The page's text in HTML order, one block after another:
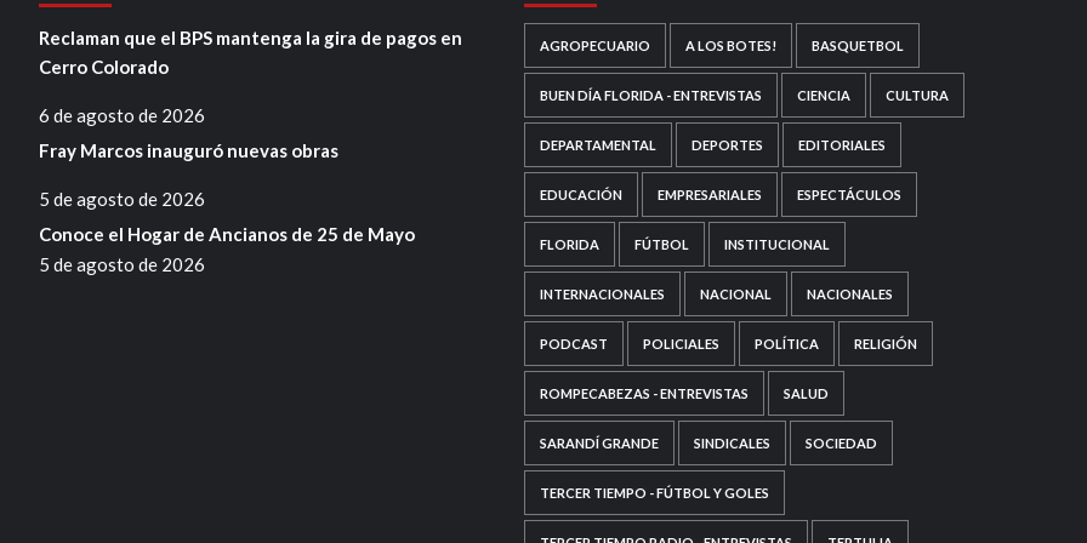
Reclaman que el BPS mantenga la gira de pagos en
Cerro Colorado
6 de agosto de 2026
Fray Marcos inauguró nuevas obras
5 de agosto de 2026
Conoce el Hogar de Ancianos de 25 de Mayo
5 de agosto de 2026
AGROPECUARIO A LOS BOTES! BASQUETBOL
BUEN DÍA FLORIDA - ENTREVISTAS CIENCIA CULTURA
DEPARTAMENTAL DEPORTES EDITORIALES
EDUCACIÓN EMPRESARIALES ESPECTÁCULOS
FLORIDA FÚTBOL INSTITUCIONAL
INTERNACIONALES NACIONAL NACIONALES
PODCAST POLICIALES POLÍTICA RELIGIÓN
ROMPECABEZAS - ENTREVISTAS SALUD
SARANDÍ GRANDE SINDICALES SOCIEDAD
TERCER TIEMPO - FÚTBOL Y GOLES